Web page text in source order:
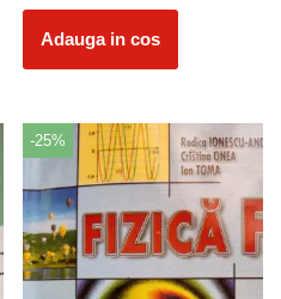
Adauga in cos
-25%